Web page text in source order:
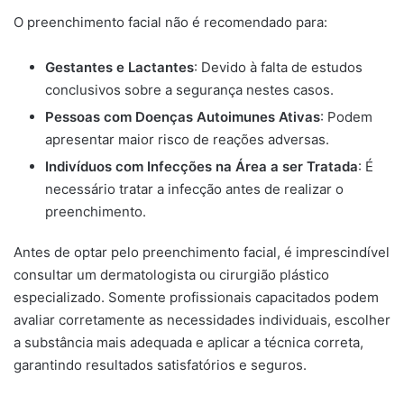
O preenchimento facial não é recomendado para:
Gestantes e Lactantes: Devido à falta de estudos
conclusivos sobre a segurança nestes casos.​
Pessoas com Doenças Autoimunes Ativas: Podem
apresentar maior risco de reações adversas.​
Indivíduos com Infecções na Área a ser Tratada: É
necessário tratar a infecção antes de realizar o
preenchimento.​
Antes de optar pelo preenchimento facial, é imprescindível
consultar um dermatologista ou cirurgião plástico
especializado. Somente profissionais capacitados podem
avaliar corretamente as necessidades individuais, escolher
a substância mais adequada e aplicar a técnica correta,
garantindo resultados satisfatórios e seguros.​